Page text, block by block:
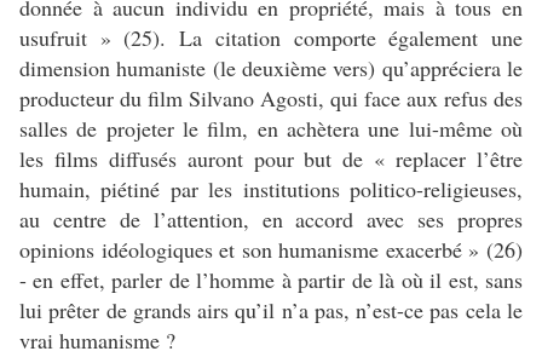
donnée à aucun individu en propriété, mais à tous en
usufruit » (25). La citation comporte également une
dimension humaniste (le deuxième vers) qu’appréciera le
producteur du film Silvano Agosti, qui face aux refus des
salles de projeter le film, en achètera une lui-même où
les films diffusés auront pour but de « replacer l’être
humain, piétiné par les institutions politico-religieuses,
au centre de l’attention, en accord avec ses propres
opinions idéologiques et son humanisme exacerbé » (26)
- en effet, parler de l’homme à partir de là où il est, sans
lui prêter de grands airs qu’il n’a pas, n’est-ce pas cela le
vrai humanisme ?